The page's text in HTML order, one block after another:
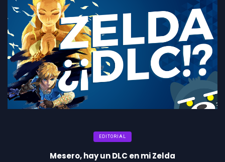
EDITORIAL
Mesero, hay un DLC en mi Zelda